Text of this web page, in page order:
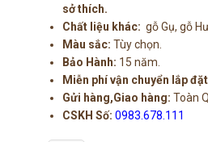
sở thích.
Chất liệu khác: gỗ Gụ, gỗ
Màu sắc: Tùy chọn.
Bảo Hành: 15 năm.
Miễn phí vận chuyển lắp
Gửi hàng,Giao hàng: Toàn
CSKH Số: 0983.678.111